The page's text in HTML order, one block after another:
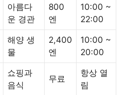
아름다
운 경관
800
엔
10:00 ~
22:00
해양 생
물
2,400
엔
10:00 ~
20:00
쇼핑과
음식
무료
항상 열
림